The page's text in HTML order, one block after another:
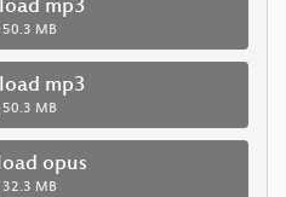
mp3
50.3 MB
mp3
50.3 MB
opus
32.3 MB